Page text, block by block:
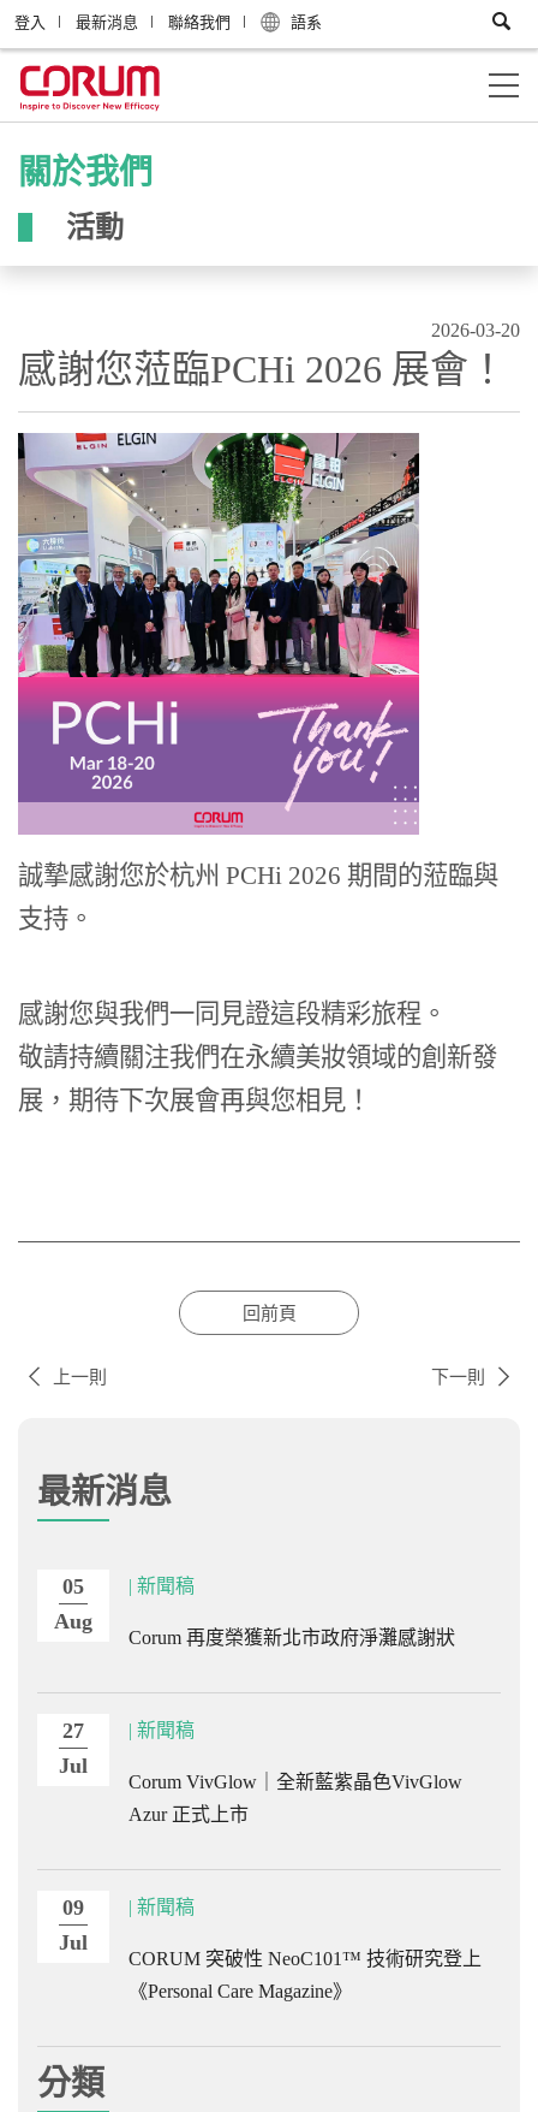
登入 最新消息 聯絡我們 語系
關於我們
活動
2026-03-20
感謝您蒞臨PCHi 2026 展會！
誠摯感謝您於杭州 PCHi 2026 期間的蒞臨與
支持。
感謝您與我們一同見證這段精彩旅程。
敬請持續關注我們在永續美妝領域的創新發
展，期待下次展會再與您相見！
回前頁
上一則 下一則
最新消息
05
Aug
| 新聞稿
Corum 再度榮獲新北市政府淨灘感謝狀
27
Jul
| 新聞稿
Corum VivGlow｜全新藍紫晶色VivGlow
Azur 正式上市
09
Jul
| 新聞稿
CORUM 突破性 NeoC101™ 技術研究登上
《Personal Care Magazine》
分類